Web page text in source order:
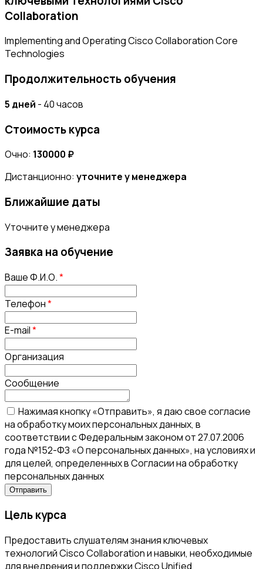
Collaboration
Implementing and Operating Cisco Collaboration Core
Technologies
Продолжительность обучения
5 дней - 40 часов
Стоимость курса
Очно: 130000 ₽
Дистанционно: уточните у менеджера
Ближайшие даты
Уточните у менеджера
Заявка на обучение
Ваше Ф.И.О.*
Телефон*
E-mail*
Организация
Сообщение
Нажимая кнопку «Отправить», я даю свое согласие
на обработку моих персональных данных, в
соответствии с Федеральным законом от 27.07.2006
года №152-ФЗ «О персональных данных», на условиях и
для целей, определенных в Согласии на обработку
персональных данных
Цель курса
Предоставить слушателям знания ключевых
технологий Cisco Collaboration и навыки, необходимые
для внедрения и поддержки Cisco Unified